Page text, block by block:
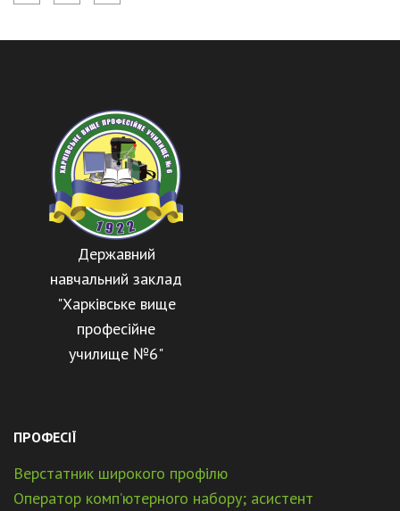
Державний
навчальний заклад
"Харківське вище
професійне
училище №6"
ПРОФЕСІЇ
Верстатник широкого профілю
Оператор комп’ютерного набору; асистент